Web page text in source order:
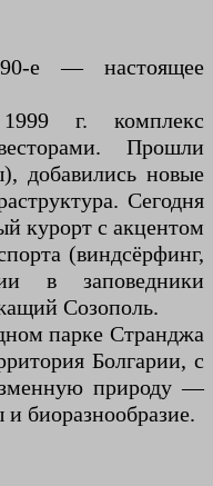
е — настоящее
г. комплекс
Прошли
добавились новые
Сегодня
курорт с акцентом
(виндсёрфинг,
в заповедники
Созополь.
парке Странджа
Болгарии, с
природу —
биоразнообразие.